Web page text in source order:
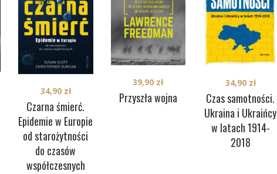
Czarna śmierć.
Epidemie w Europie
od starożytności
do czasów
współczesnych
34,90 zł Przyszła wojna
39,90 zł
Czas samotności.
Ukraina i Ukraińcy
w latach 1914-
2018
34,90 zł